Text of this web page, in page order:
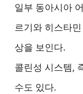
일부 동아시아
르기와 히스타
상을 보인다.
콜린성 시스템,
수도 있다.